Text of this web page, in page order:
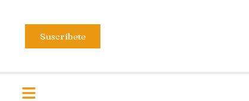
Suscríbete